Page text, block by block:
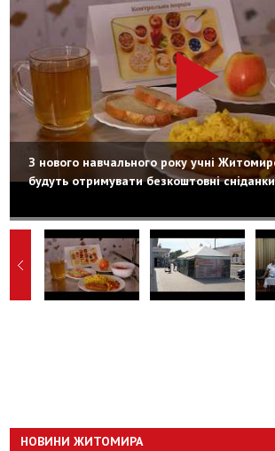
З нового навчального року учні
будуть отримувати безкоштовні сніданки
НОВИНИ ЖИТОМИРА